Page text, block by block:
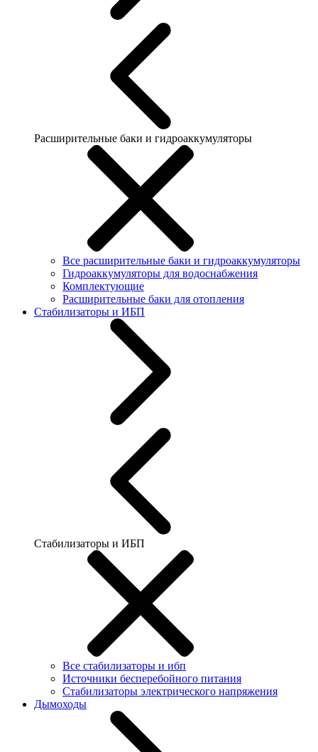
Расширительные баки и гидроаккумуляторы
Все расширительные баки и гидроаккумуляторы
Гидроаккумуляторы для водоснабжения
Комплектующие
Расширительные баки для отопления
Стабилизаторы и ИБП
Стабилизаторы и ИБП
Все стабилизаторы и ибп
Источники бесперебойного питания
Стабилизаторы электрического напряжения
Дымоходы